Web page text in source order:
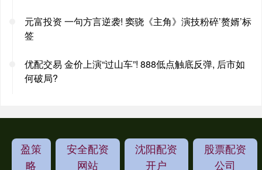
元富投资 一句方言逆袭! 窦骁《主角》演技粉碎’赘婿’标
签
优配交易 金价上演“过山车”! 888低点触底反弹, 后市如
何破局?
盈策
略
安全配资
网站
沈阳配资
开户
股票配资
公司